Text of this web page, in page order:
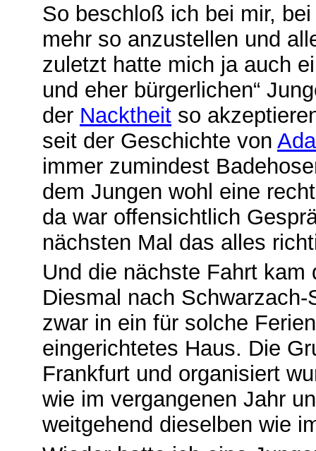
So beschloß ich bei mir,
mehr so anzustellen und
zuletzt hatte mich ja auch
und eher bürgerlichen“
der Nacktheit so
seit der Geschichte von A
immer zumindest
dem Jungen wohl eine
da war offensichtlich
nächsten Mal das alles
Und die nächste Fahrt
Diesmal nach
zwar in ein für solche
eingerichtetes Haus. Die
Frankfurt und organisiert
wie im vergangenen Jahr
weitgehend dieselben wie